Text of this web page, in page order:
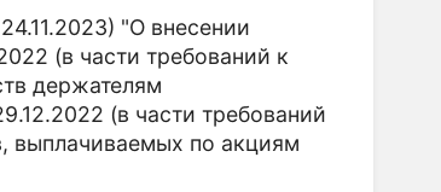
"О внесении
(в части требований к
держателям
(в части требований
выплачиваемых по акциям